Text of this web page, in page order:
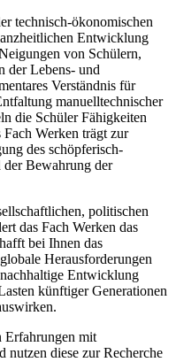
technisch-ökonomischen
Entwicklung
von Schülern,
der Lebens- und
Verständnis für
manuelltechnischer
die Schüler Fähigkeiten
Werken trägt zur
des schöpferisch-
Bewahrung der
politischen
das Fach Werken das
bei Ihnen das
Herausforderungen
Entwicklung
künftiger Generationen
Erfahrungen mit
diese zur Recherche